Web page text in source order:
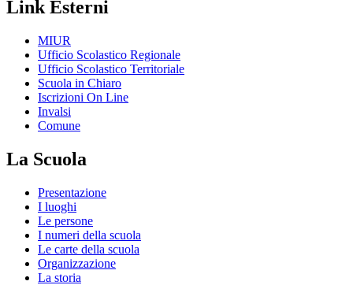
Link Esterni
MIUR
Ufficio Scolastico Regionale
Ufficio Scolastico Territoriale
Scuola in Chiaro
Iscrizioni On Line
Invalsi
Comune
La Scuola
Presentazione
I luoghi
Le persone
I numeri della scuola
Le carte della scuola
Organizzazione
La storia